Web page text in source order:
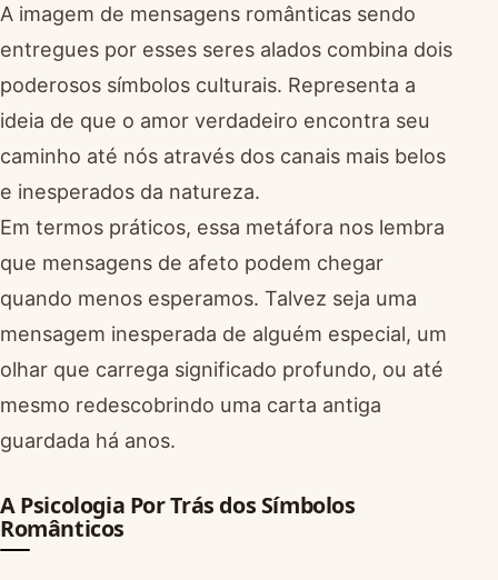
A imagem de mensagens românticas sendo
entregues por esses seres alados combina dois
poderosos símbolos culturais. Representa a
ideia de que o amor verdadeiro encontra seu
caminho até nós através dos canais mais belos
e inesperados da natureza.
Em termos práticos, essa metáfora nos lembra
que mensagens de afeto podem chegar
quando menos esperamos. Talvez seja uma
mensagem inesperada de alguém especial, um
olhar que carrega significado profundo, ou até
mesmo redescobrindo uma carta antiga
guardada há anos.
A Psicologia Por Trás dos Símbolos
Românticos